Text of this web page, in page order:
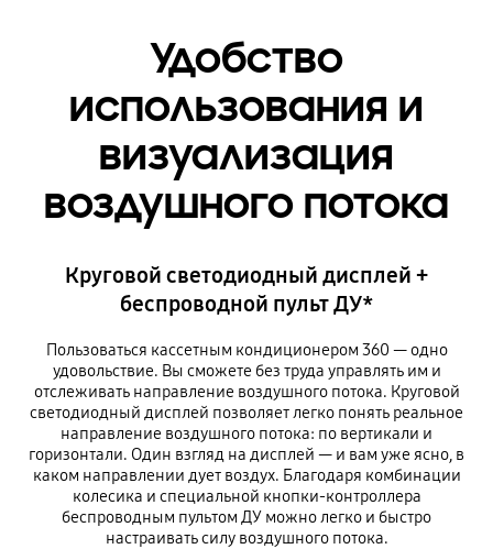
Удобство
использования и
визуализация
воздушного потока
Круговой светодиодный дисплей +
беспроводной пульт ДУ*
Пользоваться кассетным кондиционером 360 — одно
удовольствие. Вы сможете без труда управлять им и
отслеживать направление воздушного потока. Круговой
светодиодный дисплей позволяет легко понять реальное
направление воздушного потока: по вертикали и
горизонтали. Один взгляд на дисплей — и вам уже ясно, в
каком направлении дует воздух. Благодаря комбинации
колесика и специальной кнопки-контроллера
беспроводным пультом ДУ можно легко и быстро
настраивать силу воздушного потока.